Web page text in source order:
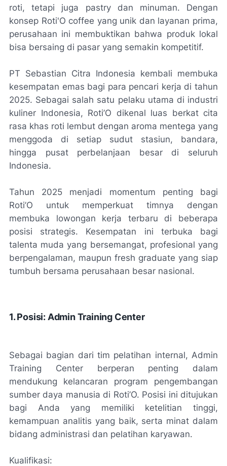
roti, tetapi juga pastry dan minuman. Dengan
konsep Roti'O coffee yang unik dan layanan prima,
perusahaan ini membuktikan bahwa produk lokal
bisa bersaing di pasar yang semakin kompetitif.
PT Sebastian Citra Indonesia kembali membuka
kesempatan emas bagi para pencari kerja di tahun
2025. Sebagai salah satu pelaku utama di industri
kuliner Indonesia, Roti’O dikenal luas berkat cita
rasa khas roti lembut dengan aroma mentega yang
menggoda di setiap sudut stasiun, bandara,
hingga pusat perbelanjaan besar di seluruh
Indonesia.
Tahun 2025 menjadi momentum penting bagi
Roti’O untuk memperkuat timnya dengan
membuka lowongan kerja terbaru di beberapa
posisi strategis. Kesempatan ini terbuka bagi
talenta muda yang bersemangat, profesional yang
berpengalaman, maupun fresh graduate yang siap
tumbuh bersama perusahaan besar nasional.
1. Posisi: Admin Training Center
Sebagai bagian dari tim pelatihan internal, Admin
Training Center berperan penting dalam
mendukung kelancaran program pengembangan
sumber daya manusia di Roti’O. Posisi ini ditujukan
bagi Anda yang memiliki ketelitian tinggi,
kemampuan analitis yang baik, serta minat dalam
bidang administrasi dan pelatihan karyawan.
Kualifikasi: